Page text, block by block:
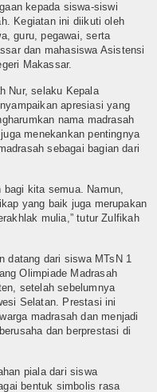
kepada siswa-siswi
Kegiatan ini diikuti oleh
guru, pegawai, serta
dan mahasiswa Asistensi
Makassar.
Nur, selaku Kepala
apresiasi yang
nama madrasah
menekankan pentingnya
sebagai bagian dari
bagi kita semua. Namun,
yang baik juga merupakan
mulia,” tutur Zulfikah
datang dari siswa MTsN 1
Olimpiade Madrasah
setelah sebelumnya
Selatan. Prestasi ini
madrasah dan menjadi
dan berprestasi di
piala dari siswa
bentuk simbolis rasa